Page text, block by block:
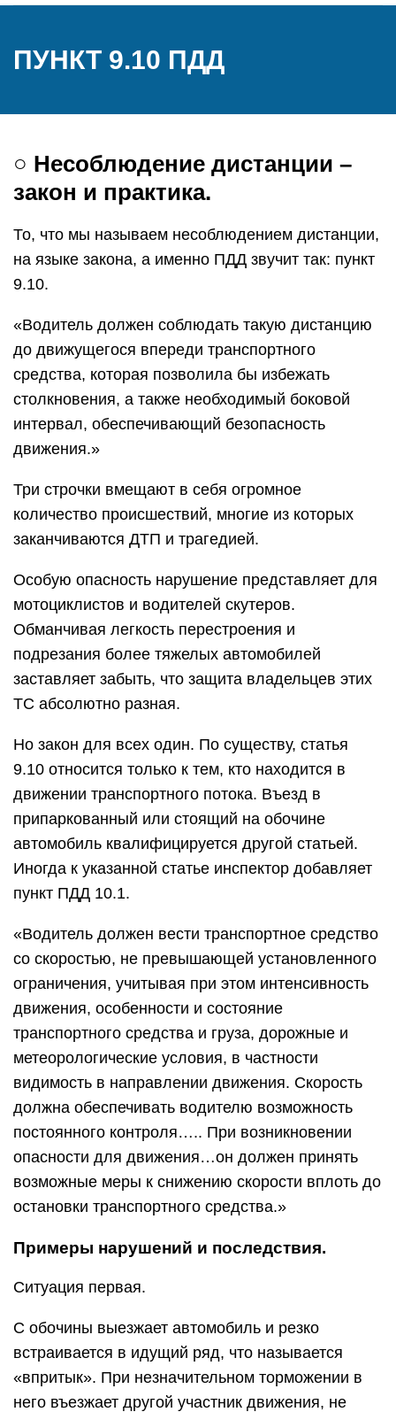
ПУНКТ 9.10 ПДД
○ Несоблюдение дистанции –
закон и практика.
То, что мы называем несоблюдением дистанции,
на языке закона, а именно ПДД звучит так: пункт
9.10.
«Водитель должен соблюдать такую дистанцию
до движущегося впереди транспортного
средства, которая позволила бы избежать
столкновения, а также необходимый боковой
интервал, обеспечивающий безопасность
движения.»
Три строчки вмещают в себя огромное
количество происшествий, многие из которых
заканчиваются ДТП и трагедией.
Особую опасность нарушение представляет для
мотоциклистов и водителей скутеров.
Обманчивая легкость перестроения и
подрезания более тяжелых автомобилей
заставляет забыть, что защита владельцев этих
ТС абсолютно разная.
Но закон для всех один. По существу, статья
9.10 относится только к тем, кто находится в
движении транспортного потока. Въезд в
припаркованный или стоящий на обочине
автомобиль квалифицируется другой статьей.
Иногда к указанной статье инспектор добавляет
пункт ПДД 10.1.
«Водитель должен вести транспортное средство
со скоростью, не превышающей установленного
ограничения, учитывая при этом интенсивность
движения, особенности и состояние
транспортного средства и груза, дорожные и
метеорологические условия, в частности
видимость в направлении движения. Скорость
должна обеспечивать водителю возможность
постоянного контроля….. При возникновении
опасности для движения…он должен принять
возможные меры к снижению скорости вплоть до
остановки транспортного средства.»
Примеры нарушений и последствия.
Ситуация первая.
С обочины выезжает автомобиль и резко
встраивается в идущий ряд, что называется
«впритык». При незначительном торможении в
него въезжает другой участник движения, не